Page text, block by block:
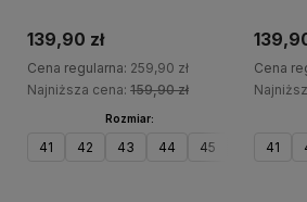
139,90 zł
Cena regularna: 259,90 zł
Najniższa cena: 159,90 zł
Rozmiar:
41 42 43 44 45
Cena
41